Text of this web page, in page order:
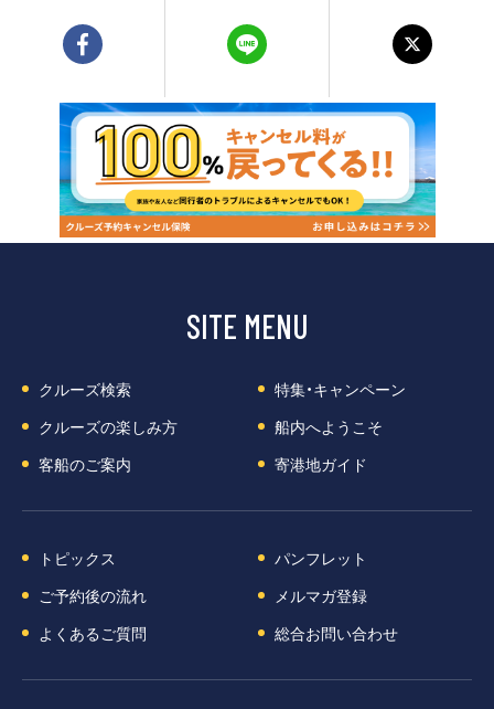
SITE MENU
クルーズ検索
特集・キャンペーン
クルーズの楽しみ方
船内へようこそ
客船のご案内
寄港地ガイド
トピックス
パンフレット
ご予約後の流れ
メルマガ登録
よくあるご質問
総合お問い合わせ